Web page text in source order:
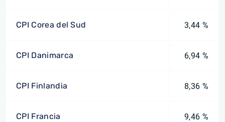
CPI Corea del Sud 3,44 %
CPI Danimarca 6,94 %
CPI Finlandia 8,36 %
CPI Francia 9,46 %